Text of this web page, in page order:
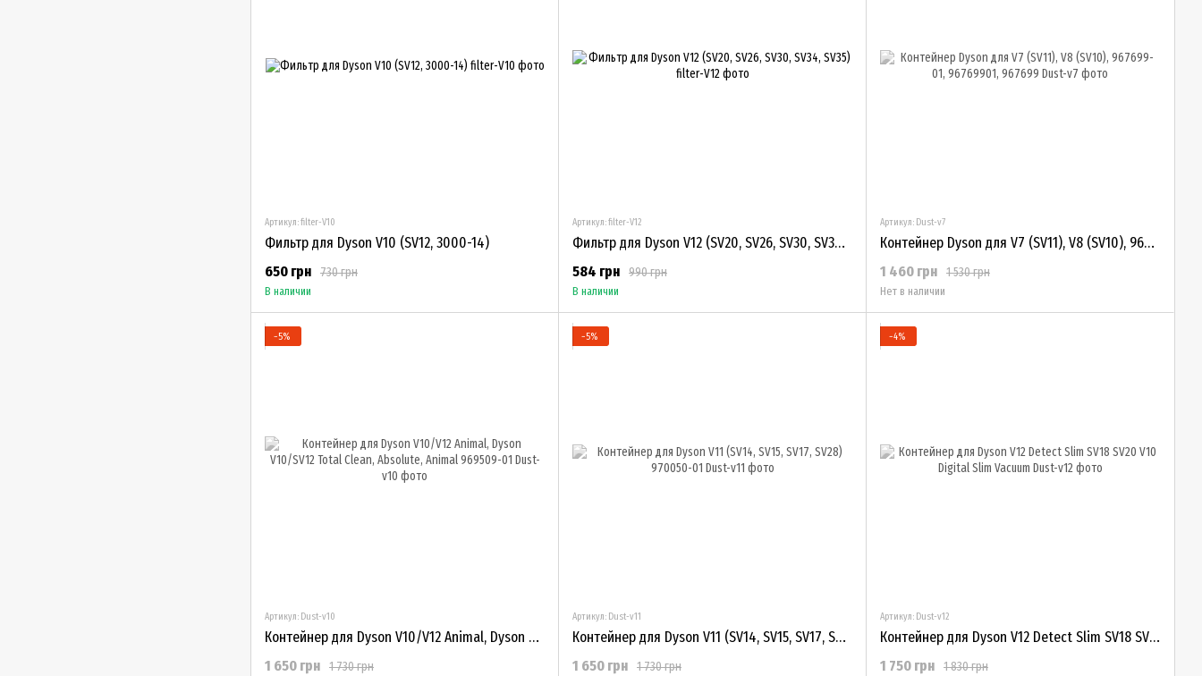
Артикул: filter-V10
Фильтр для Dyson V10 (SV12, 3000-14)
730 грн
650 грн
В наличии
Артикул: filter-V12
Фильтр для Dyson V12 (SV20, SV26, SV30, SV34, SV35)
990 грн
584 грн
В наличии
Артикул: Dust-v7
Контейнер Dyson для V7 (SV11), V8 (SV10), 967699-01, 96769901, 967699
1 530 грн
1 460 грн
Нет в наличии
−5%
Артикул: Dust-v10
Контейнер для Dyson V10/V12 Animal, Dyson V10/SV12 Total Clean, Absolute, Animal 969509-01
1 730 грн
1 650 грн
−5%
Артикул: Dust-v11
Контейнер для Dyson V11 (SV14, SV15, SV17, SV28) 970050-01
1 730 грн
1 650 грн
−4%
Артикул: Dust-v12
Контейнер для Dyson V12 Detect Slim SV18 SV20 V10 Digital Slim Vacuum
1 830 грн
1 750 грн